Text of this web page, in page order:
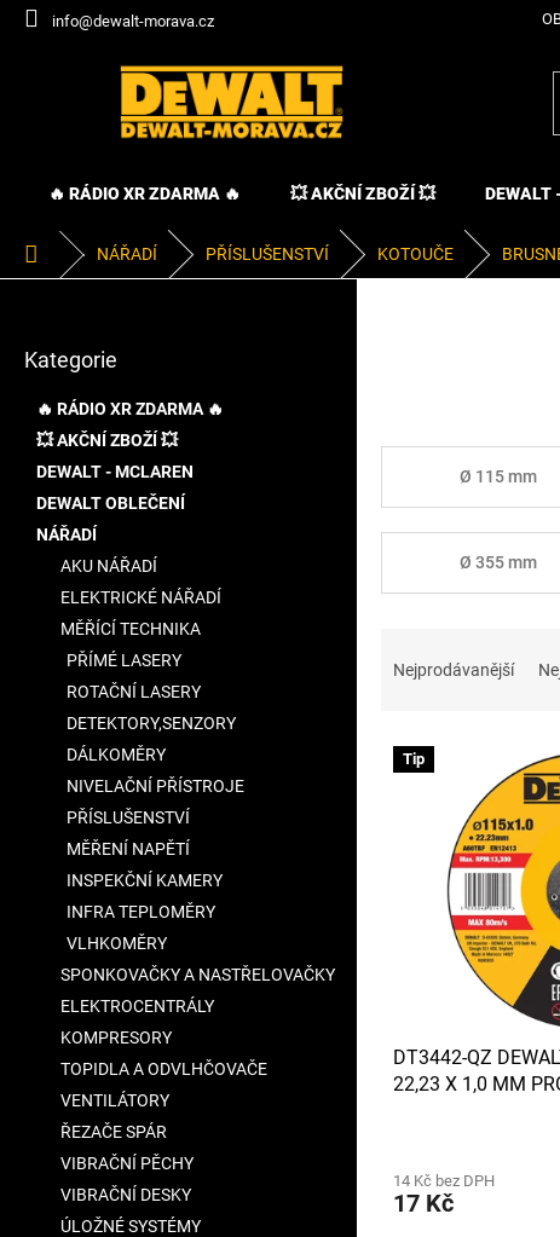
Přejít
info@dewalt-morava.cz
🔥 RÁDIO XR ZDARMA 🔥 💥 AKČNÍ ZBOŽÍ 💥 DEWALT
Domů NÁŘADÍ PŘÍSLUŠENSTVÍ KOTOUČE
kategorie
Kategorie
🔥 RÁDIO XR ZDARMA 🔥
💥 AKČNÍ ZBOŽÍ 💥
DEWALT - MCLAREN
DEWALT OBLEČENÍ
NÁŘADÍ
AKU NÁŘADÍ
ELEKTRICKÉ NÁŘADÍ
MĚŘÍCÍ TECHNIKA
PŘÍMÉ LASERY
ROTAČNÍ LASERY
DETEKTORY,SENZORY
DÁLKOMĚRY
NIVELAČNÍ PŘÍSTROJE
PŘÍSLUŠENSTVÍ
MĚŘENÍ NAPĚTÍ
INSPEKČNÍ KAMERY
INFRA TEPLOMĚRY
VLHKOMĚRY
SPONKOVAČKY A NASTŘELOVAČKY
ELEKTROCENTRÁLY
KOMPRESORY
TOPIDLA A ODVLHČOVAČE
VENTILÁTORY
ŘEZAČE SPÁR
VIBRAČNÍ PĚCHY
VIBRAČNÍ DESKY
ÚLOŽNÉ SYSTÉMY
Ø 115 mm
Ø 355 mm
Nejprodávanější
V Tip
DT3442-QZ
22,23 X 1,0 MM
14 Kč bez DPH
17 Kč